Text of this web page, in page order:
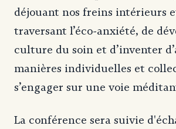
déjouant nos freins intérieurs
traversant l’éco-anxiété, de
culture du soin et d’inventer
manières individuelles et
s’engager sur une voie
La conférence sera suivie